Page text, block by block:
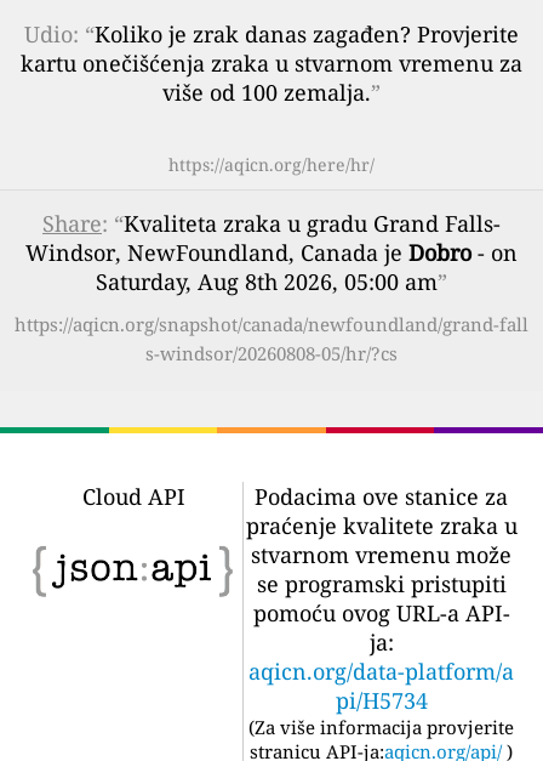
Udio: “Koliko je zrak danas zagađen? Provjerite
kartu onečišćenja zraka u stvarnom vremenu za
više od 100 zemalja.”
https://aqicn.org/here/hr/
Share: “Kvaliteta zraka u gradu Grand Falls-
Windsor, NewFoundland, Canada je Dobro- on
Saturday, Aug 8th 2026, 05:00 am”
https://aqicn.org/snapshot/canada/newfoundland/grand-fall
s-windsor/20260808-05/hr/?cs
Cloud API
Podacima ove stanice za
praćenje kvalitete zraka u
stvarnom vremenu može
se programski pristupiti
pomoću ovog URL-a API-
ja:
aqicn.org/data-platform/a
pi/H5734
(Za više informacija provjerite
stranicu API-ja:aqicn.org/api/ )